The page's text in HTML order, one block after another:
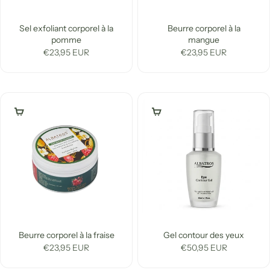
Sel exfoliant corporel à la
pomme
Prix de vente
€23,95 EUR
Beurre corporel à la
mangue
Prix de vente
€23,95 EUR
Ajouter au panier
Beurre corporel à la fraise
Prix de vente
€23,95 EUR
Ajouter au panier
Gel contour des yeux
Prix de vente
€50,95 EUR